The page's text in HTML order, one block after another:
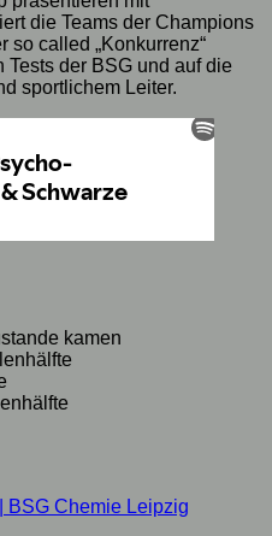
die Teams der Champions
so called „Konkurrenz“
Tests der BSG und auf die
sportlichem Leiter.
kamen
BSG Chemie Leipzig⁠